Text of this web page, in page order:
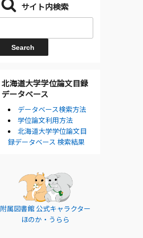
サイト内検索
北海道大学学位論文目録
データベース
データベース検索方法
学位論文利用方法
北海道大学学位論文目
録データベース 検索結果
附属図書館 公式キャラクター
ほのか・うらら